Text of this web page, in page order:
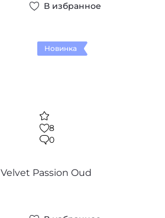
В избранное
Новинка
8
0
Velvet Passion Oud